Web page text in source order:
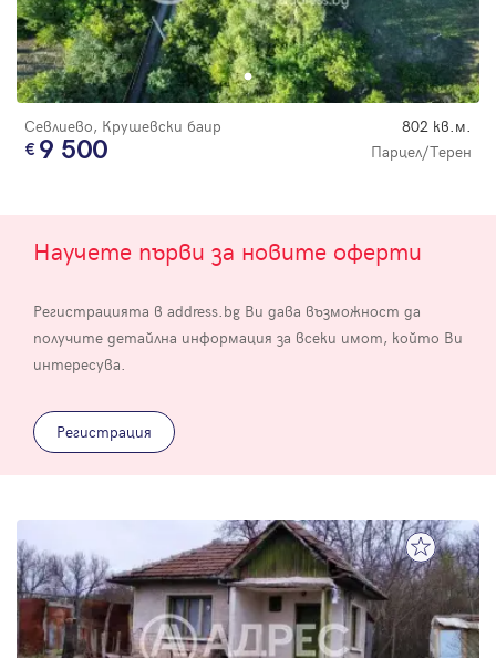
Севлиево, Крушевски баир 802 кв.м.
9 500 Парцел/Терен
Научете първи за новите оферти
Регистрацията в address.bg Ви дава възможност да
получите детайлна информация за всеки имот, който Ви
интересува.
Регистрация